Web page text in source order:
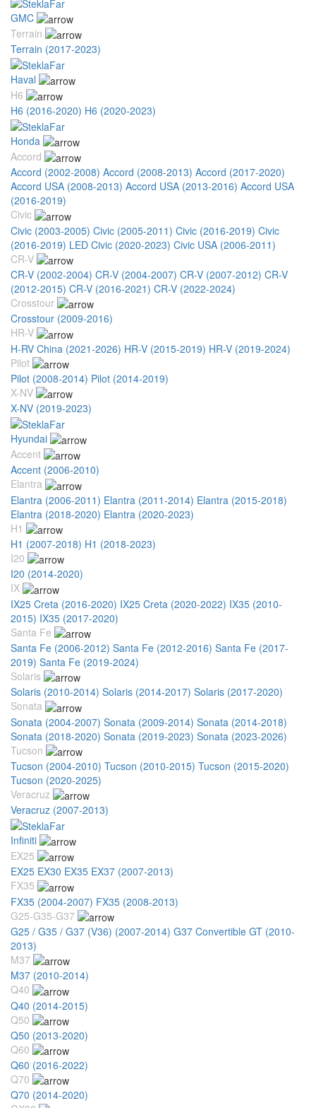
GMC
Terrain
Terrain (2017-2023)
Haval
H6
H6 (2016-2020) H6 (2020-2023)
Honda
Accord
Accord (2002-2008) Accord (2008-2013) Accord (2017-2020)
Accord USA (2008-2013) Accord USA (2013-2016) Accord USA
(2016-2019)
Civic
Civic (2003-2005) Civic (2005-2011) Civic (2016-2019) Civic
(2016-2019) LED Civic (2020-2023) Civic USA (2006-2011)
CR-V
CR-V (2002-2004) CR-V (2004-2007) CR-V (2007-2012) CR-V
(2012-2015) CR-V (2016-2021) CR-V (2022-2024)
Crosstour
Crosstour (2009-2016)
HR-V
H-RV China (2021-2026) HR-V (2015-2019) HR-V (2019-2024)
Pilot
Pilot (2008-2014) Pilot (2014-2019)
X-NV
X-NV (2019-2023)
Hyundai
Accent
Accent (2006-2010)
Elantra
Elantra (2006-2011) Elantra (2011-2014) Elantra (2015-2018)
Elantra (2018-2020) Elantra (2020-2023)
H1
H1 (2007-2018) H1 (2018-2023)
I20
I20 (2014-2020)
IX
IX25 Creta (2016-2020) IX25 Creta (2020-2022) IX35 (2010-
2015) IX35 (2017-2020)
Santa Fe
Santa Fe (2006-2012) Santa Fe (2012-2016) Santa Fe (2017-
2019) Santa Fe (2019-2024)
Solaris
Solaris (2010-2014) Solaris (2014-2017) Solaris (2017-2020)
Sonata
Sonata (2004-2007) Sonata (2009-2014) Sonata (2014-2018)
Sonata (2018-2020) Sonata (2019-2023) Sonata (2023-2026)
Tucson
Tucson (2004-2010) Tucson (2010-2015) Tucson (2015-2020)
Tucson (2020-2025)
Veracruz
Veracruz (2007-2013)
Infiniti
EX25
EX25 EX30 EX35 EX37 (2007-2013)
FX35
FX35 (2004-2007) FX35 (2008-2013)
G25-G35-G37
G25 / G35 / G37 (V36) (2007-2014) G37 Convertible GT (2010-
2013)
M37
M37 (2010-2014)
Q40
Q40 (2014-2015)
Q50
Q50 (2013-2020)
Q60
Q60 (2016-2022)
Q70
Q70 (2014-2020)